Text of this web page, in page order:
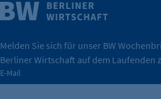
Durch ihre Perspektiven wird
konkret bedeutet – und wie die IHK
tatsächlich unterstützt.
Wirtschaft.
Melden Sie sich für unser BW
Berliner Wirtschaft auf dem Laufenden
E-Mail